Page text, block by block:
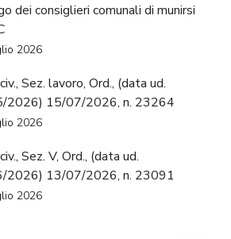
dei consiglieri comunali di munirsi
2026
Sez. lavoro, Ord., (data ud.
2026) 15/07/2026, n. 23264
2026
Sez. V, Ord., (data ud.
2026) 13/07/2026, n. 23091
2026